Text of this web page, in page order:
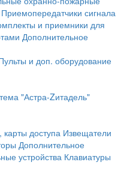
Приемопередатчики сигнала
и приемники для
Дополнительное
и доп. оборудование
"Астра-Zитадель"
доступа Извещатели
Дополнительное
устройства Клавиатуры